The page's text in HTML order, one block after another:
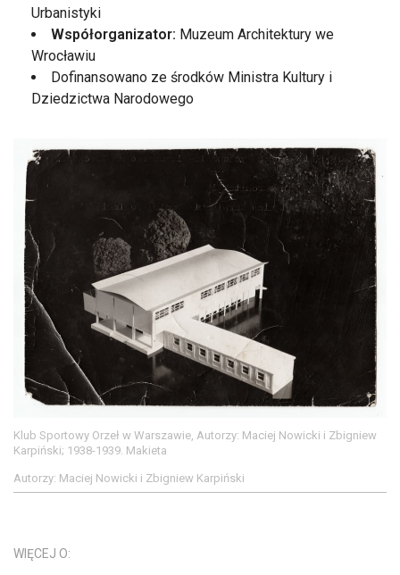
Urbanistyki
Współorganizator: Muzeum Architektury we
Wrocławiu
Dofinansowano ze środków Ministra Kultury i
Dziedzictwa Narodowego
Klub Sportowy Orzeł w Warszawie, Autorzy: Maciej Nowicki i Zbigniew
Karpiński; 1938-1939. Makieta
Autorzy: Maciej Nowicki i Zbigniew Karpiński
WIĘCEJ O: